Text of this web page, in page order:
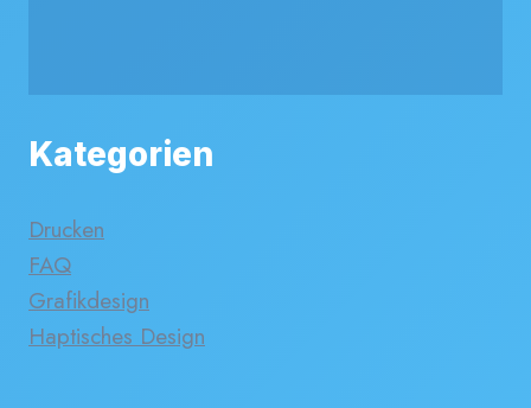
Kategorien
Drucken
FAQ
Grafikdesign
Haptisches Design